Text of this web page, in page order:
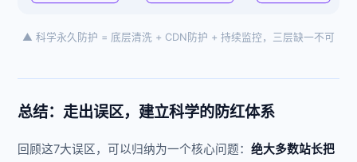
▲ 科学永久防护 = 底层清洗 + CDN防护 + 持续监控，三层缺一不可
总结：走出误区，建立科学的防红体系
回顾这7大误区，可以归纳为一个核心问题：绝大多数站长把